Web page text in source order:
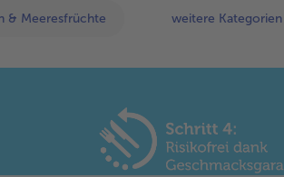
& Meeresfrüchte weitere Kategorien